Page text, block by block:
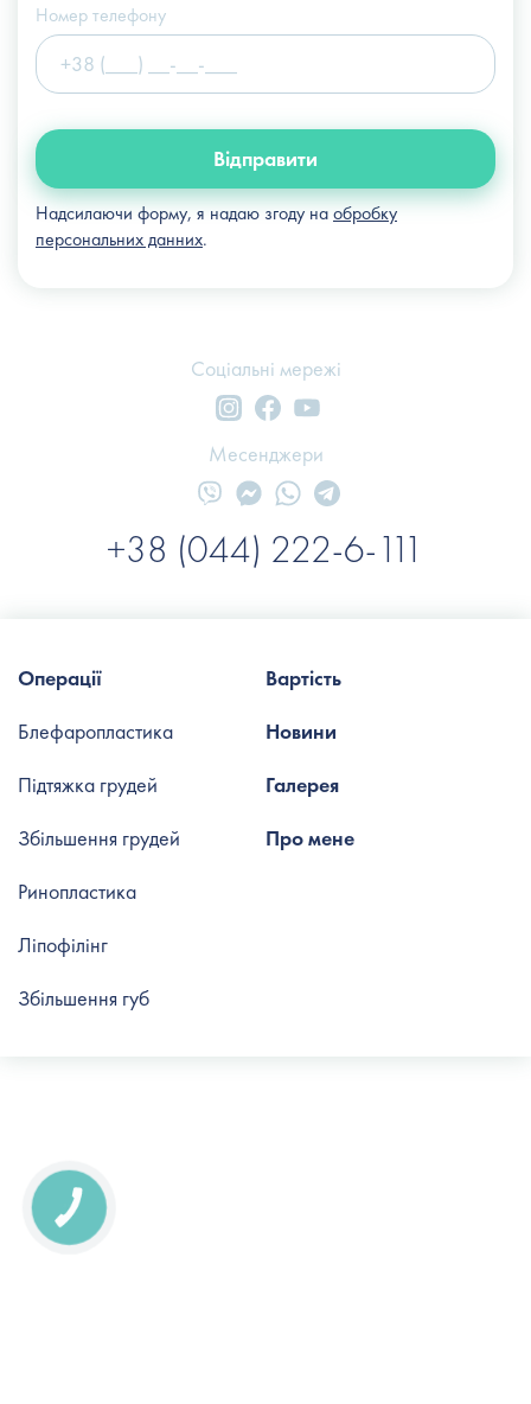
Номер телефону
Відправити
Надсилаючи форму, я надаю згоду наобробку
персональних данних.
Соціальні мережі
+38 (044) 222-6-111
Месенджери
Вартість
Новини
Галерея
Про мене
Операції
Блефаропластика
Підтяжка грудей
Збільшення грудей
Ринопластика
Ліпофілінг
Збільшення губ
КНОПКА
СВЯЗИ